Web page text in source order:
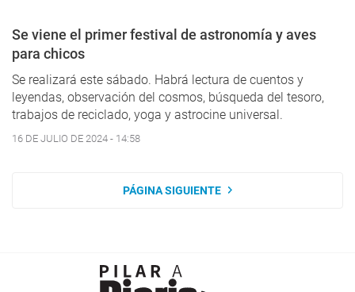
Se viene el primer festival de astronomía y aves
para chicos
Se realizará este sábado. Habrá lectura de cuentos y
leyendas, observación del cosmos, búsqueda del tesoro,
trabajos de reciclado, yoga y astrocine universal.
16 DE JULIO DE 2024 - 14:58
PÁGINA SIGUIENTE